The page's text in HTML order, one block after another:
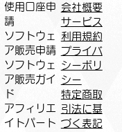
​使用口座申
請
ソフトウェ
ア販売申請
ソフトウェ
ア販売ガイ
ド
アフィリエ
イトパート
会社概要
サービス
利用規約
プライバ
シーポリ
シー
特定商取
引法に基
づく表記